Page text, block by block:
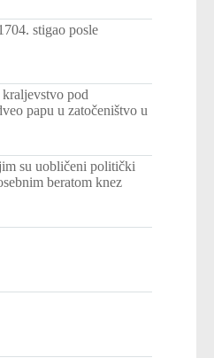
stigao posle
pod
papu u zatočeništvo u
su uobličeni politički
beratom knez